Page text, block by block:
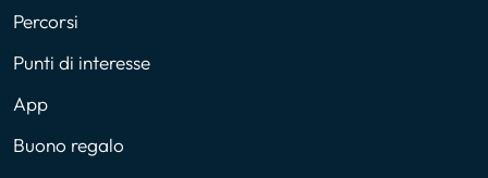
Percorsi
Punti di interesse
App
Buono regalo